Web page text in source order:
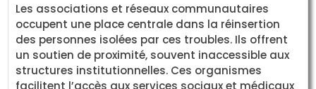
Les associations et réseaux communautaires
occupent une place centrale dans la réinsertion
des personnes isolées par ces troubles. Ils offrent
un soutien de proximité, souvent inaccessible aux
structures institutionnelles. Ces organismes
facilitent l’accès aux services sociaux et médicaux